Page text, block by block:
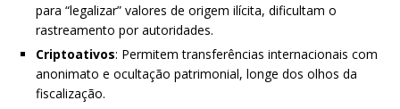
para “legalizar” valores de origem ilícita, dificultam o
rastreamento por autoridades.
Criptoativos: Permitem transferências internacionais com
anonimato e ocultação patrimonial, longe dos olhos da
fiscalização.